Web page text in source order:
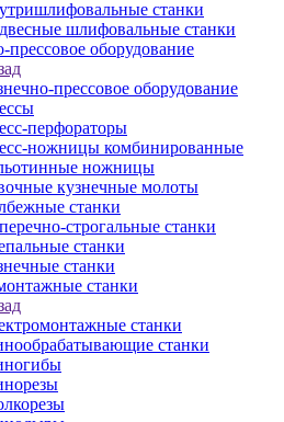
станки
шлифовальные станки
прессовое оборудование
прессовое оборудование
перфораторы
ножницы комбинированные
ножницы
кузнечные молоты
станки
строгальные станки
станки
станки
станки
станки
станки